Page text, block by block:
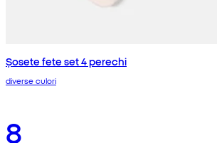
Șosete fete set 4 perechi
diverse culori
8